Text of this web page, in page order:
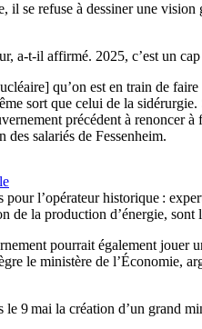
il se refuse à dessiner une
a-t-il affirmé. 2025, c’est un
qu’on est en train de
sort que celui de la
précédent à renoncer
salariés de Fessenheim.
l’opérateur historique :
de la production d’énergie,
pourrait également
le ministère de l’Économie,
9 mai la création d’un grand